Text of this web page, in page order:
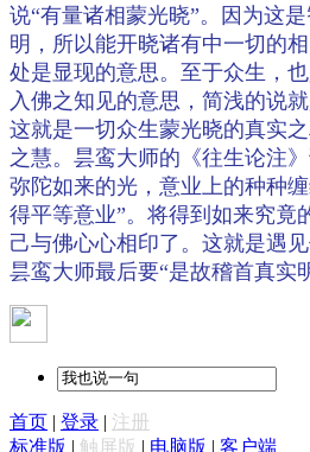
说“有量诸相蒙光晓”。因为这
明，所以能开晓诸有中一切的
处是显现的意思。至于众生，
入佛之知见的意思，简浅的说
这就是一切众生蒙光晓的真实
之慧。昙鸾大师的《往生论注
弥陀如来的光，意业上的种种
得平等意业”。将得到如来究竟
己与佛心心相印了。这就是遇
昙鸾大师最后要“是故稽首真实
首页 | 登录 | 注册
标准版 | 触屏版 | 电脑版 | 客户端